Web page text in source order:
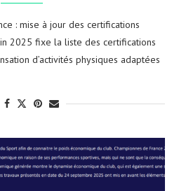
: mise à jour des certifications
2025 fixe la liste des certifications
d’activités physiques adaptées